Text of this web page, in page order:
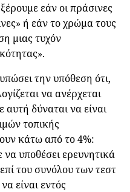
εάν οι πράσινες
ή εάν το χρώμα τους
μιας τυχόν
την υπόθεση ότι,
να ανέρχεται
αυτή δύναται να είναι
τοπικής
κάτω από το 4%:
υποθέσει ερευνητικά
του συνόλου των τεστ
είναι εντός